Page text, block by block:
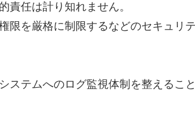
責任は計り知れません。
限を厳格に制限するなどのセキュリ
ステムへのログ監視体制を整えるこ